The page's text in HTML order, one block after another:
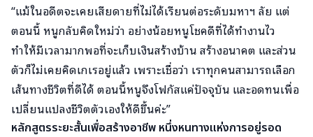
“แม้ในอดีตจะเคยเสียดายที่ไม่ได้เรียนต่อระดับมหาฯ ลัย แต่
ตอนนี้ หนูกลับคิดใหม่ว่า อย่างน้อยหนูโชคดีที่ได้ทำงานไว
ทำให้มีเวลามากพอที่จะเก็บเงินสร้างบ้าน สร้างอนาคต และส่วน
ตัวก็ไม่เคยคิดเกเรอยู่แล้ว เพราะเชื่อว่า เราทุกคนสามารถเลือก
เส้นทางชีวิตที่ดีได้ ตอนนี้หนูจึงโฟกัสแค่ปัจจุบัน และอดทนเพื่อ
เปลี่ยนแปลงชีวิตตัวเองให้ดีขึ้นค่ะ”
หลักสูตรระยะสั้นเพื่อสร้างอาชีพ หนึ่งหนทางแห่งการอยู่รอด